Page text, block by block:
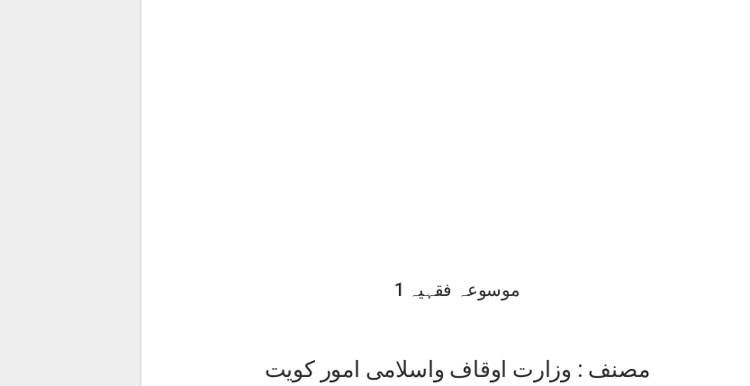
موسوعہ فقہیہ 1
مصنف : وزارت اوقاف واسلامی امور کویت